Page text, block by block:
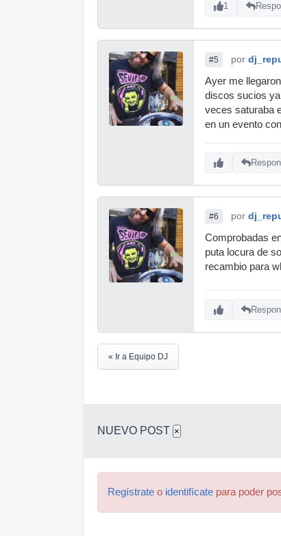
1
#5 por
Ayer me
discos sucios
veces saturaba
en un evento
#6 por
Comprobadas
puta locura de
recambio para
« Ir a Equipo DJ
NUEVO POST ×
Regístrate o identifícate para poder